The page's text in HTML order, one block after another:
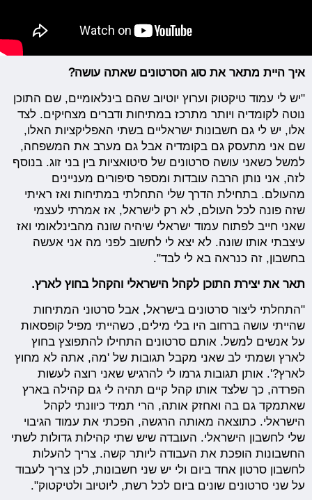
איך היית מתאר את סוג הסרטונים שאתה עושה?
"יש לי עמוד טיקטוק וערוץ יוטיוב שהם בינלאומיים, שם התוכן
נוטה לקומדיה ויותר מתרכז במתיחות ודברים מצחיקים. לצד
אלו, יש לי גם חשבונות ישראליים בשתי האפליקציות האלו,
שם אני מתעסק גם בקומדיה אבל גם מערב את המשפחה,
למשל כשאני עושה סרטונים של סיטואציות בין בני זוג. בנוסף
לזה, אני נותן הרבה עובדות ומספר סיפורים מעניינים
מהעולם. בתחילת הדרך שלי התחלתי במתיחות ואז ראיתי
שזה פונה לכל העולם, לא רק לישראל, אז אמרתי לעצמי
שאני חייב לפתוח עמוד ישראלי שיהיה שונה מהבינלאומי ואז
עיצבתי אותו שונה. לא יצא לי לחשוב לפני מה אני אעשה
בחשבון, זה כנראה בא לי לבד".
תאר את יצירת התוכן לקהל הישראלי והקהל בחוץ לארץ.
"התחלתי ליצור סרטונים בישראל, אבל סרטוני המתיחות
שהייתי עושה ברחוב היו בלי מילים, כשהייתי מפיל קופסאות
על אנשים למשל. אותם סרטונים התחילו להתפוצץ בחוץ
לארץ ושמתי לב שאני מקבל תגובות של 'מה, אתה לא מחוץ
לארץ?'. אותן תגובות גרמו לי להרגיש שאני רוצה לעשות
הפרדה, כך שלצד אותו קהל קיים תהיה לי גם קהילה בארץ
שאתמקד גם בה ואחזק אותה, הרי תמיד כיוונתי לקהל
הישראלי. כתוצאה מאותה הרגשה, הפכתי את עמוד הגיבוי
שלי לחשבון הישראלי. העובדה שיש שתי קהילות גדולות לשתי
החשבונות הופכת את העבודה ליותר קשה. צריך להעלות
לחשבון סרטון אחד ביום ולי יש שני חשבונות, לכן צריך לעבוד
על שני סרטונים שונים ביום לכל רשת, ליוטיוב ולטיקטוק".